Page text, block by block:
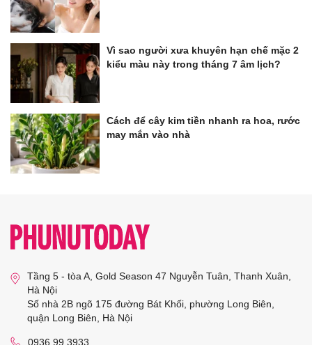
Vì sao người xưa khuyên hạn chế mặc 2
kiểu màu này trong tháng 7 âm lịch?
Cách để cây kim tiền nhanh ra hoa, rước
may mắn vào nhà
Tầng 5 - tòa A, Gold Season 47 Nguyễn Tuân, Thanh Xuân,
Hà Nội
Số nhà 2B ngõ 175 đường Bát Khối, phường Long Biên,
quận Long Biên, Hà Nội
0936 99 3933